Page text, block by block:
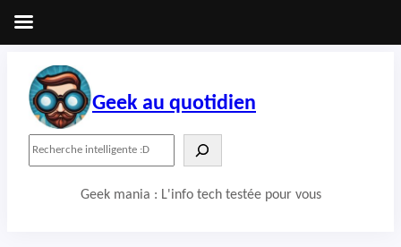
contenu
Geek au quotidien
Geek mania : L'info tech testée pour vous